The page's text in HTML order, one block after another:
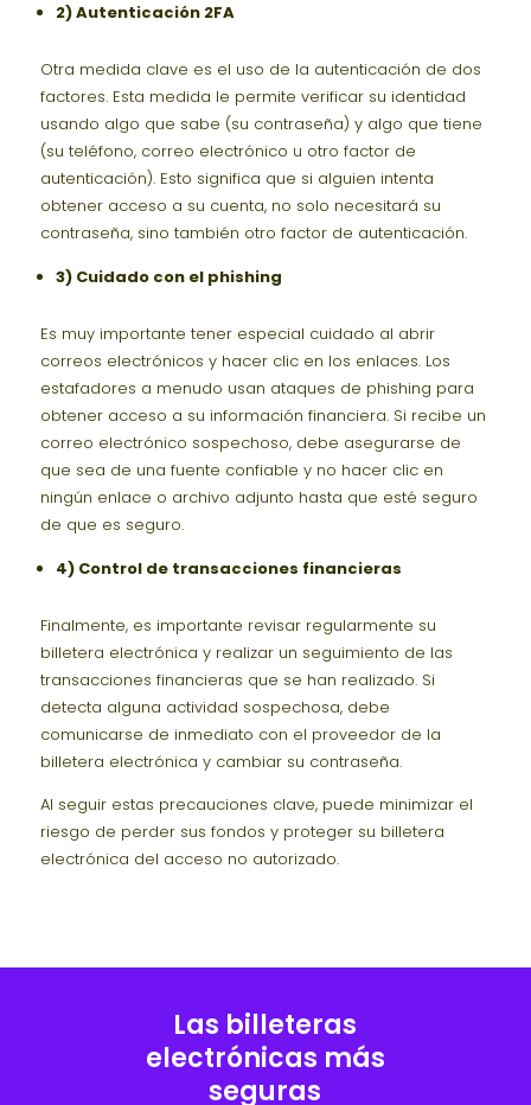
2)Autenticación 2FA
Otra medida clave es el uso de la autenticación de dos
factores. Esta medida le permite verificar su identidad
usando algo que sabe (su contraseña) y algo que tiene
(su teléfono, correo electrónico u otro factor de
autenticación). Esto significa que si alguien intenta
obtener acceso a su cuenta, no solo necesitará su
contraseña, sino también otro factor de autenticación.
3) Cuidado con el phishing
Es muy importante tener especial cuidado al abrir
correos electrónicos y hacer clic en los enlaces. Los
estafadores a menudo usan ataques de phishing para
obtener acceso a su información financiera. Si recibe un
correo electrónico sospechoso, debe asegurarse de
que sea de una fuente confiable y no hacer clic en
ningún enlace o archivo adjunto hasta que esté seguro
de que es seguro.
4) Control de transacciones financieras
Finalmente, es importante revisar regularmente su
billetera electrónica y realizar un seguimiento de las
transacciones financieras que se han realizado. Si
detecta alguna actividad sospechosa, debe
comunicarse de inmediato con el proveedor de la
billetera electrónica y cambiar su contraseña.
Al seguir estas precauciones clave, puede minimizar el
riesgo de perder sus fondos y proteger su billetera
electrónica del acceso no autorizado.
Las billeteras
electrónicas más
seguras